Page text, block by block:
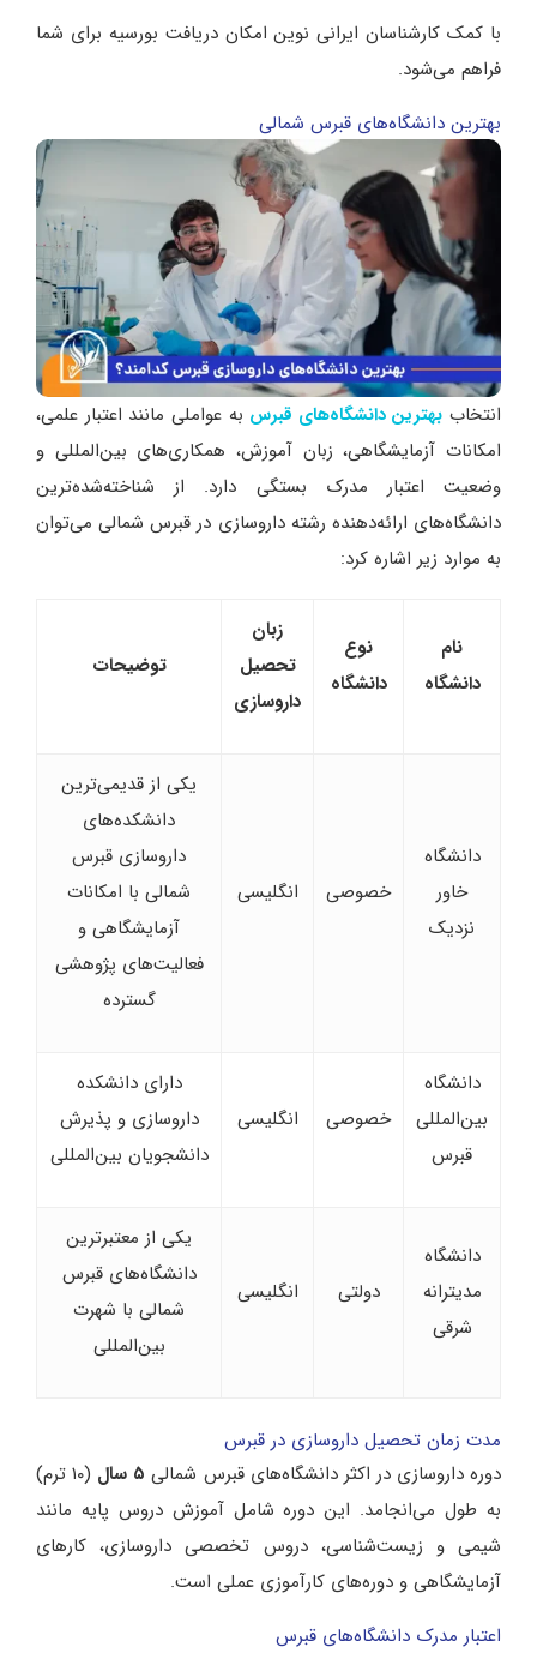
با کمک کارشناسان ایرانی نوین امکان دریافت بورسیه برای شما
فراهم می‌شود.
بهترین دانشگاه‌های قبرس شمالی
انتخاب بهترین دانشگاه‌های قبرس به عواملی مانند اعتبار علمی،
امکانات آزمایشگاهی، زبان آموزش، همکاری‌های بین‌المللی و
وضعیت اعتبار مدرک بستگی دارد. از شناخته‌شده‌ترین
دانشگاه‌های ارائه‌دهنده رشته داروسازی در قبرس شمالی می‌توان
به موارد زیر اشاره کرد:
نام
دانشگاه
نوع
دانشگاه
زبان
تحصیل
داروسازی
توضیحات
دانشگاه
خاور
نزدیک
خصوصی انگلیسی
یکی از قدیمی‌ترین
دانشکده‌های
داروسازی قبرس
شمالی با امکانات
آزمایشگاهی و
فعالیت‌های پژوهشی
گسترده
دانشگاه
بین‌المللی
قبرس
خصوصی انگلیسی
دارای دانشکده
داروسازی و پذیرش
دانشجویان بین‌المللی
دانشگاه
مدیترانه
شرقی
دولتی انگلیسی
یکی از معتبرترین
دانشگاه‌های قبرس
شمالی با شهرت
بین‌المللی
مدت زمان تحصیل داروسازی در قبرس
دوره داروسازی در اکثر دانشگاه‌های قبرس شمالی ۵ سال
(۱۰ ترم)
به طول می‌انجامد. این دوره شامل آموزش دروس پایه مانند
شیمی و زیست‌شناسی، دروس تخصصی داروسازی، کارهای
آزمایشگاهی و دوره‌های کارآموزی عملی است.
اعتبار مدرک دانشگاه‌های قبرس